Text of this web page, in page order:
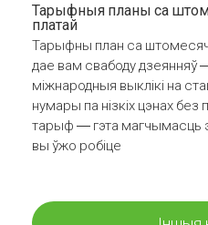
Тарыфныя планы са
платай
Тарыфны план са
дае вам свабоду дзеянняў
міжнародныя выклікі на
нумары па нізкіх цэнах без
тарыф — гэта магчымасць
вы ўжо робіце